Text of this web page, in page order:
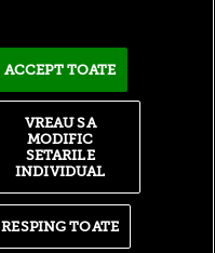
ACCEPT TOATE
RESPING TOATE
VREAU SA
MODIFIC
SETARILE
INDIVIDUAL